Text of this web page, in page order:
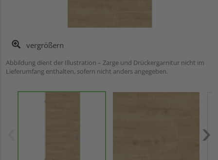
vergrößern
Abbildung dient der Illustration – Zarge und Drückergarnitur nicht im
Lieferumfang enthalten, sofern nicht anders angegeben.